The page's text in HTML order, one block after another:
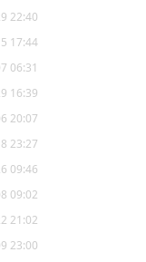
22:40
17:44
06:31
16:39
20:07
23:27
09:46
09:02
21:02
23:00